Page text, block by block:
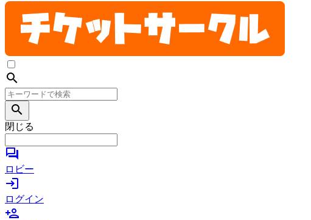
search
search
閉じる
forum
ロビー
login
ログイン
person_add